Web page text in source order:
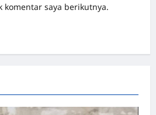
saya berikutnya.